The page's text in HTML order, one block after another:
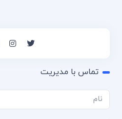
تماس با مدیریت